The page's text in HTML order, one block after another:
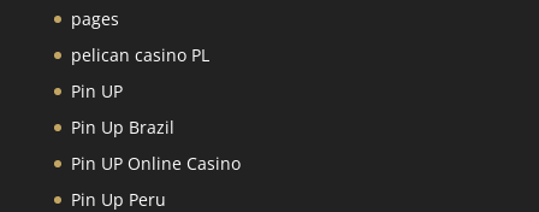
pages
pelican casino PL
Pin UP
Pin Up Brazil
Pin UP Online Casino
Pin Up Peru